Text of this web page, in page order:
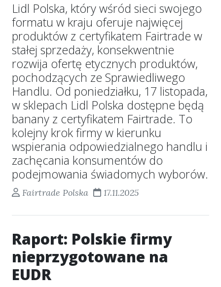
Lidl Polska, który wśród sieci swojego
formatu w kraju oferuje najwięcej
produktów z certyfikatem Fairtrade w
stałej sprzedaży, konsekwentnie
rozwija ofertę etycznych produktów,
pochodzących ze Sprawiedliwego
Handlu. Od poniedziałku, 17 listopada,
w sklepach Lidl Polska dostępne będą
banany z certyfikatem Fairtrade. To
kolejny krok firmy w kierunku
wspierania odpowiedzialnego handlu i
zachęcania konsumentów do
podejmowania świadomych wyborów.
Fairtrade Polska 17.11.2025
Raport: Polskie firmy
nieprzygotowane na
EUDR